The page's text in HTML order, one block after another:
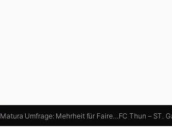
Matura Umfrage: Mehrheit für Faire… FC Thun – ST.